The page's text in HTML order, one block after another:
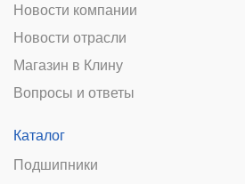
Новости компании
Новости отрасли
Магазин в Клину
Вопросы и ответы
Каталог
Подшипники